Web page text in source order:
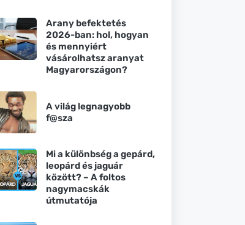
Arany befektetés
2026-ban: hol, hogyan
és mennyiért
vásárolhatsz aranyat
Magyarországon?
A világ legnagyobb
f@sza
Mi a különbség a gepárd,
leopárd és jaguár
között? – A foltos
nagymacskák
útmutatója